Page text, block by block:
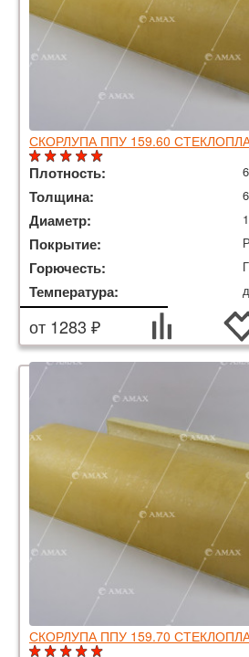
СКОРЛУПА ППУ 159.60
Плотность:
Толщина:
Диаметр:
Покрытие:
Горючесть:
Температура:
от 1283 ₽
СКОРЛУПА ППУ 159.70